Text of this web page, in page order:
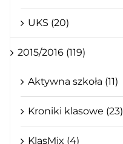
UKS (20)
2015/2016 (119)
Aktywna szkoła (11)
Kroniki klasowe (23)
KlasMix (4)